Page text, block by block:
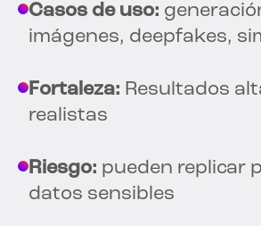
Casos de uso:
imágenes, deepfakes,
Fortaleza: Resultados
realistas
Riesgo: pueden replicar
datos sensibles